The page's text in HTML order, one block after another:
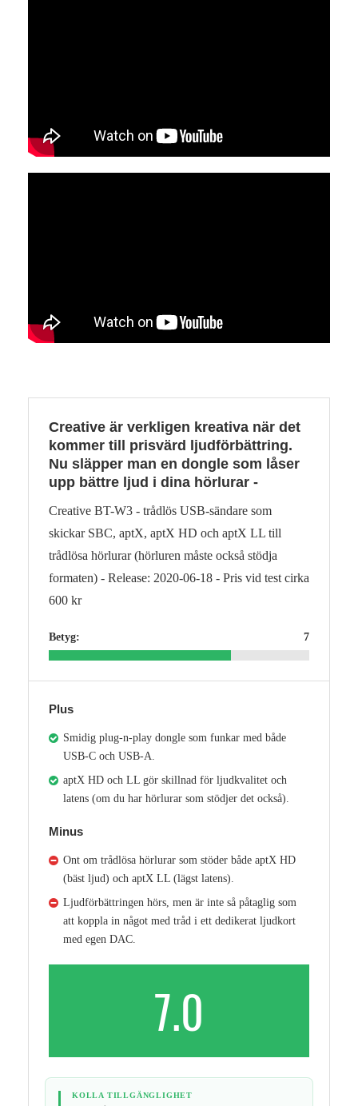
Creative är verkligen kreativa när det
kommer till prisvärd ljudförbättring.
Nu släpper man en dongle som låser
upp bättre ljud i dina hörlurar -
Creative BT-W3 - trådlös USB-sändare som
skickar SBC, aptX, aptX HD och aptX LL till
trådlösa hörlurar (hörluren måste också stödja
formaten) - Release: 2020-06-18 - Pris vid test cirka
600 kr
Betyg: 7
Plus
Smidig plug-n-play dongle som funkar med både
USB-C och USB-A.
aptX HD och LL gör skillnad för ljudkvalitet och
latens (om du har hörlurar som stödjer det också).
Minus
Ont om trådlösa hörlurar som stöder både aptX HD
(bäst ljud) och aptX LL (lägst latens).
Ljudförbättringen hörs, men är inte så påtaglig som
att koppla in något med tråd i ett dedikerat ljudkort
med egen DAC.
7.0
KOLLA TILLGÄNGLIGHET